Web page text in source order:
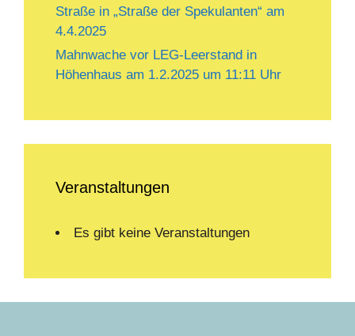
Straße in „Straße der Spekulanten“ am
4.4.2025
Mahnwache vor LEG-Leerstand in
Höhenhaus am 1.2.2025 um 11:11 Uhr
Veranstaltungen
Es gibt keine Veranstaltungen